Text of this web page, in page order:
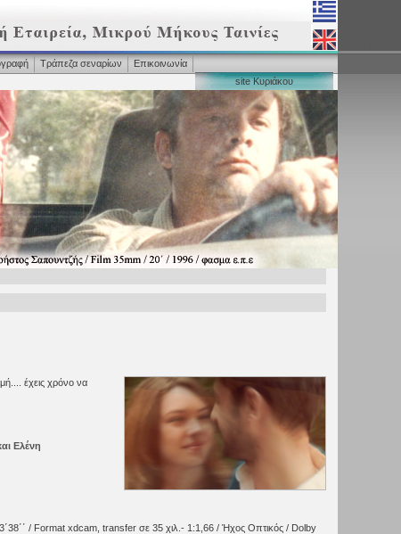
Τράπεζα σεναρίων
Επικοινωνία
site Κυριάκου
έχεις χρόνο να
Ελένη
3΄38΄΄ / Format xdcam, transfer σε 35 χιλ.- 1:1,66 / Ήχος Οπτικός / Dolby